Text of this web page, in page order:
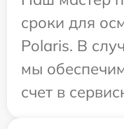
сроки для
Polaris. В
мы
счет в